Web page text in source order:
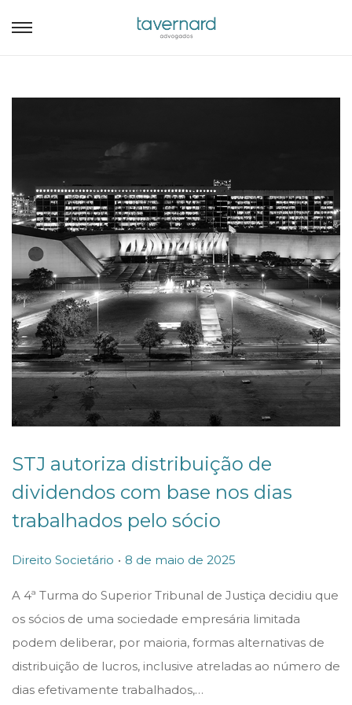
STJ autoriza distribuição de
dividendos com base nos dias
trabalhados pelo sócio
P
s
t
e
d
Direito Societário . P
s
t
e
d
o
8 de maio de 2025
A 4ª Turma do Superior Tribunal de Justiça decidiu que
os sócios de uma sociedade empresária limitada
podem deliberar, por maioria, formas alternativas de
distribuição de lucros, inclusive atreladas ao número de
dias efetivamente trabalhados,…